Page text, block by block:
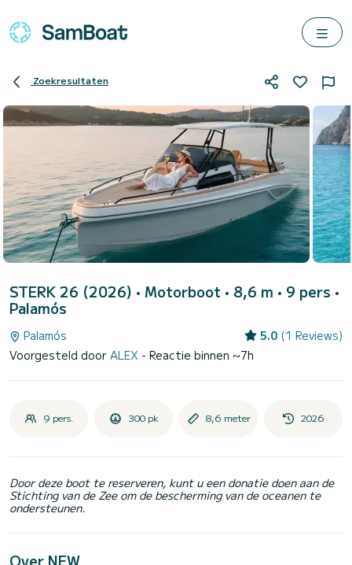
Zoekresultaten
STERK 26 (2026) • Motorboot • 8,6 m • 9 pers •
Palamós
Palamós 5.0 (1 Reviews)
Voorgesteld door ALEX - Reactie binnen ~7h
9 pers. 300 pk 8,6 meter 2026
Door deze boot te reserveren, kunt u een donatie doen aan de
Stichting van de Zee om de bescherming van de oceanen te
ondersteunen.
Over NEW